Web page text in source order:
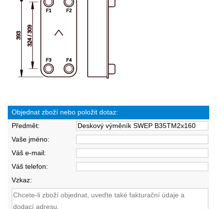
Objednat zboží nebo položit dotaz:
Předmět:
Vaše jméno:
Váš e-mail:
Váš telefon:
Vzkaz: